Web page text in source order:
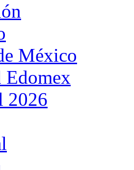
México
Edomex
2026